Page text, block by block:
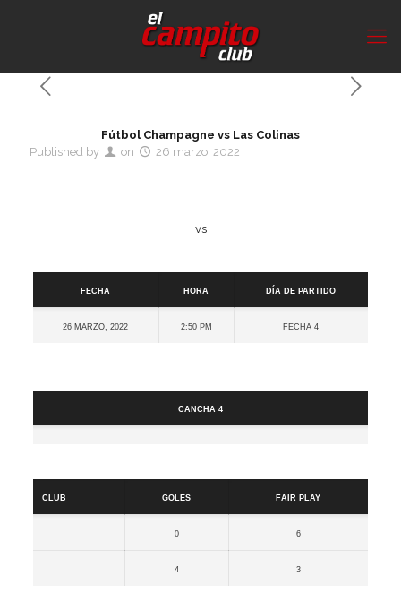
Fútbol Champagne vs Las Colinas
Published by
on 26 marzo, 2022
vs
Fecha
Hora Día de partido
26 marzo, 2022 2:50 pm Fecha 4
Cancha 4
Club
Goles Fair Play
0 6
4 3